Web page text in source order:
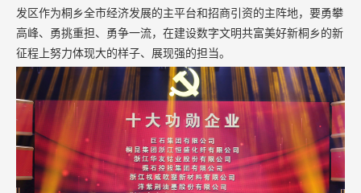
发区作为桐乡全市经济发展的主平台和招商引资的主阵地，要勇攀
高峰、勇挑重担、勇争一流，在建设数字文明共富美好新桐乡的新
征程上努力体现大的样子、展现强的担当。